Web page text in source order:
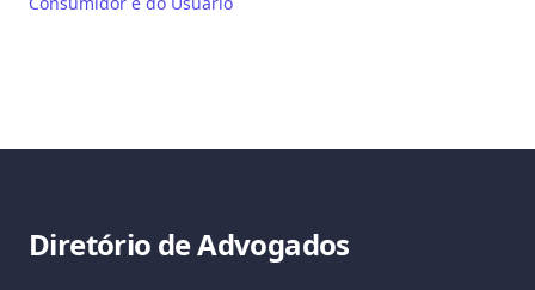
Diretório de Advogados